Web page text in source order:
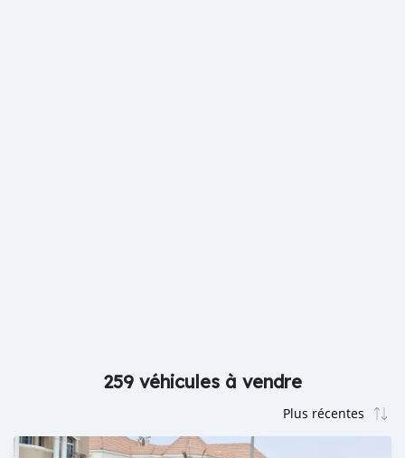
259 véhicules à vendre